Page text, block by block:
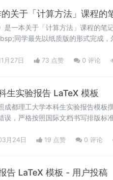
关于「计算方法」课程的
是一本关于「计算方法」课程的笔
同学最先以纸质版的形式完成
源&nbsp;同学的复习笔记。</p>
月27日 73 点赞 0 评论
生实验报告 LaTeX 模板
成都理工大学本科生实验报告模板
误，严格按照国际文档书写排版标
lshort (&nbsp;<a
月24日 19 点赞 0 评论
告 LaTeX 模板 - 用户投稿